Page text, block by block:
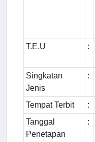
T.E.U
:
Singkatan
Jenis
:
Tempat Terbit :
Tanggal
Penetapan
: